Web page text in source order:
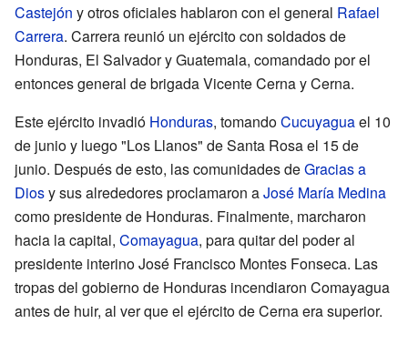
Castejón y otros oficiales hablaron con el general Rafael
Carrera. Carrera reunió un ejército con soldados de
Honduras, El Salvador y Guatemala, comandado por el
entonces general de brigada Vicente Cerna y Cerna.
Este ejército invadió Honduras, tomandoCucuyaguael 10
de junio y luego "Los Llanos" de Santa Rosa el 15 de
junio. Después de esto, las comunidades deGracias a
Diosy sus alrededores proclamaron aJosé María Medina
como presidente de Honduras. Finalmente, marcharon
hacia la capital, Comayagua, para quitar del poder al
presidente interino José Francisco Montes Fonseca. Las
tropas del gobierno de Honduras incendiaron Comayagua
antes de huir, al ver que el ejército de Cerna era superior.